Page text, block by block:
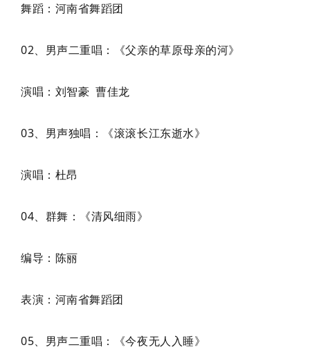
舞蹈：河南省舞蹈团
02、男声二重唱：《父亲的草原母亲的河》
演唱：刘智豪 曹佳龙
03、男声独唱：《滚滚长江东逝水》
演唱：杜昂
04、群舞：《清风细雨》
编导：陈丽
表演：河南省舞蹈团
05、男声二重唱：《今夜无人入睡》